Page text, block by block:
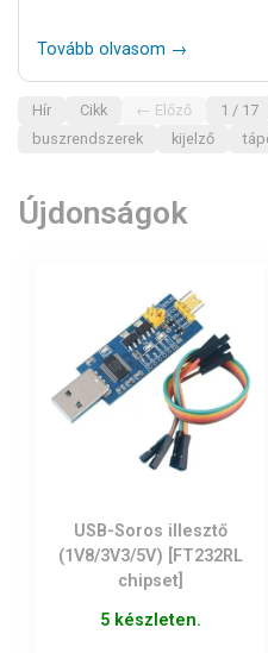
Tovább olvasom →
Hír Cikk ← Előző 1 / 17
buszrendszerek
kijelző
Újdonságok
USB-Soros illesztő
(1V8/3V3/5V) [FT232RL
chipset]
5 készleten.